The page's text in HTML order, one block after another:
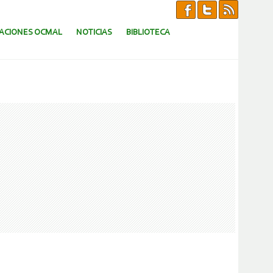
OCMAL NOTICIAS BIBLIOTECA